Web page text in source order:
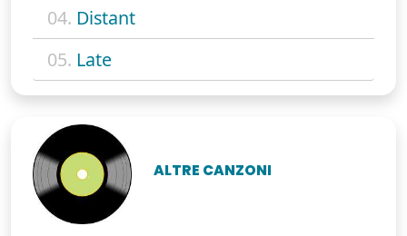
04. Distant
05. Late
ALTRE CANZONI